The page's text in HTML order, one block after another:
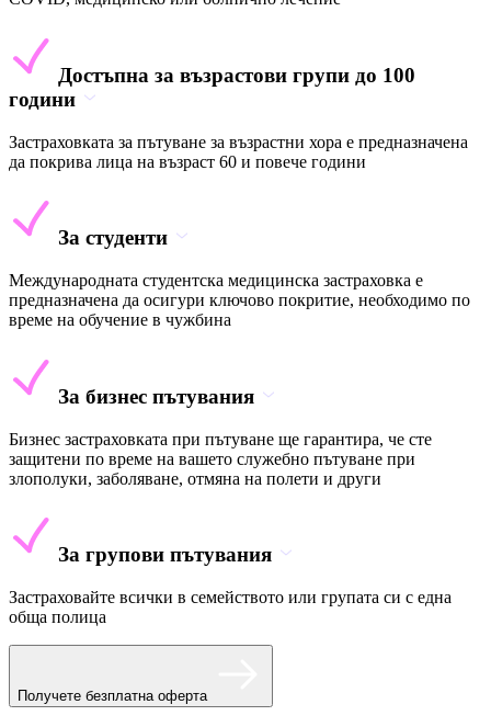
Достъпна за възрастови групи до 100
години
Застраховката за пътуване за възрастни хора е предназначена
да покрива лица на възраст 60 и повече години
За студенти
Международната студентска медицинска застраховка е
предназначена да осигури ключово покритие, необходимо по
време на обучение в чужбина
За бизнес пътувания
Бизнес застраховката при пътуване ще гарантира, че сте
защитени по време на вашето служебно пътуване при
злополуки, заболяване, отмяна на полети и други
За групови пътувания
Застраховайте всички в семейството или групата си с една
обща полица
Получете безплатна оферта